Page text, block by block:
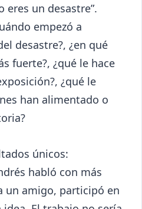
eres un desastre”.
empezó a
desastre?, ¿en qué
fuerte?, ¿qué le hace
¿qué le
han alimentado o
únicos:
habló con más
un amigo, participó en